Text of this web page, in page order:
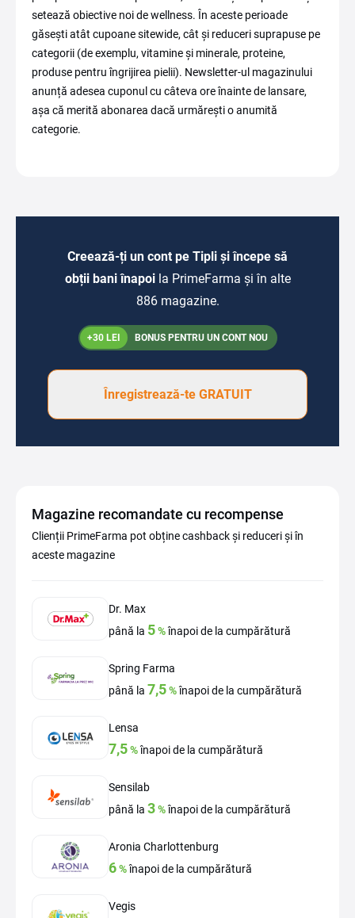
setează obiective noi de wellness. În aceste perioade
găsești atât cupoane sitewide, cât și reduceri suprapuse pe
categorii (de exemplu, vitamine și minerale, proteine,
produse pentru îngrijirea pielii). Newsletter-ul magazinului
anunță adesea cuponul cu câteva ore înainte de lansare,
așa că merită abonarea dacă urmărești o anumită
categorie.
Creează-ți un cont pe Tipli și începe să
obții bani înapoi la PrimeFarma și în alte
886 magazine.
+30 LEI BONUS PENTRU UN CONT NOU
Înregistrează-te GRATUIT
Magazine recomandate cu recompense
Clienții PrimeFarma pot obține cashback și reduceri și în
aceste magazine
Dr. Max
până la 5%înapoi de la cumpărătură
Spring Farma
până la 7,5%înapoi de la cumpărătură
Lensa
7,5%înapoi de la cumpărătură
Sensilab
până la 3%înapoi de la cumpărătură
Aronia Charlottenburg
6%înapoi de la cumpărătură
Vegis